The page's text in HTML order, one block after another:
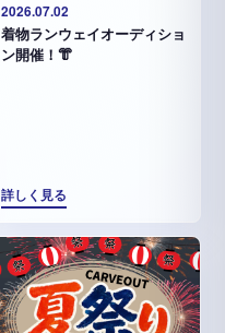
2026.07.02
着物ランウェイオーディショ
ン開催！👘
詳しく見る